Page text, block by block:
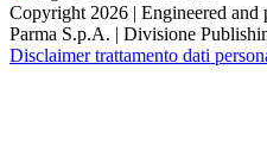
Copyright 2026 | Engineered
Parma S.p.A. | Divisione
Disclaimer trattamento dati